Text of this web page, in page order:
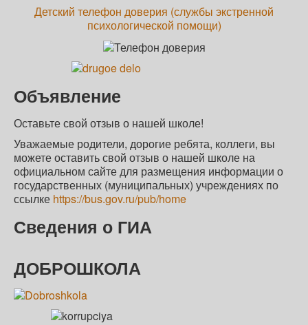
Детский телефон доверия (службы экстренной
психологической помощи)
Объявление
Оставьте свой отзыв о нашей школе!
Уважаемые родители, дорогие ребята, коллеги, вы
можете оставить свой отзыв о нашей школе на
официальном сайте для размещения информации о
государственных (муниципальных) учреждениях по
ссылке https://bus.gov.ru/pub/home
Сведения о ГИА
ДОБРОШКОЛА